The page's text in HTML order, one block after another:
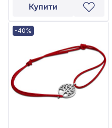
Купити
-40%